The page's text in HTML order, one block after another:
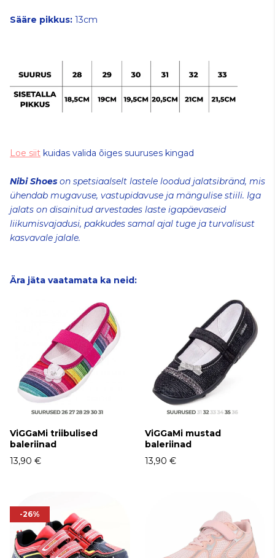
Sääre pikkus: 13cm
Loe siit kuidas valida õiges suuruses kingad
Nibi Shoes on spetsiaalselt lastele loodud jalatsibränd, mis
ühendab mugavuse, vastupidavuse ja mängulise stiili. Iga
jalats on disainitud arvestades laste igapäevaseid
liikumisvajadusi, pakkudes samal ajal tuge ja turvalisust
kasvavale jalale.
Ära jäta vaatamata ka neid:
ViGGaMi triibulised
baleriinad
13,90 €
ViGGaMi mustad
baleriinad
13,90 €
-26%